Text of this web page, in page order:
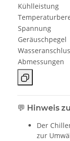
Kühlleistung
Spannung
Geräuschpegel
Abmessungen
💬 Hinweis
Der
zur